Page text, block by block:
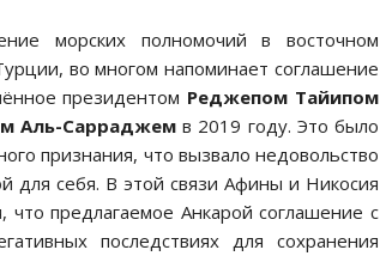
морских полномочий в восточном
во многом напоминает соглашение
президентом Реджепом Тайипом
Аль-Сарраджемв 2019 году. Это было
признания, что вызвало недовольство
для себя. В этой связи Афины и Никосия
предлагаемое Анкарой соглашение с
последствиях для сохранения